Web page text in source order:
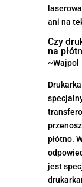
ani na
Czy
na
~Wajpol
płótno.
jest